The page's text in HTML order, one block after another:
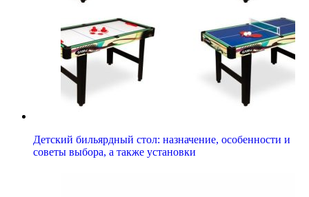
Детский бильярдный стол: назначение, особенности и
советы выбора, а также установки